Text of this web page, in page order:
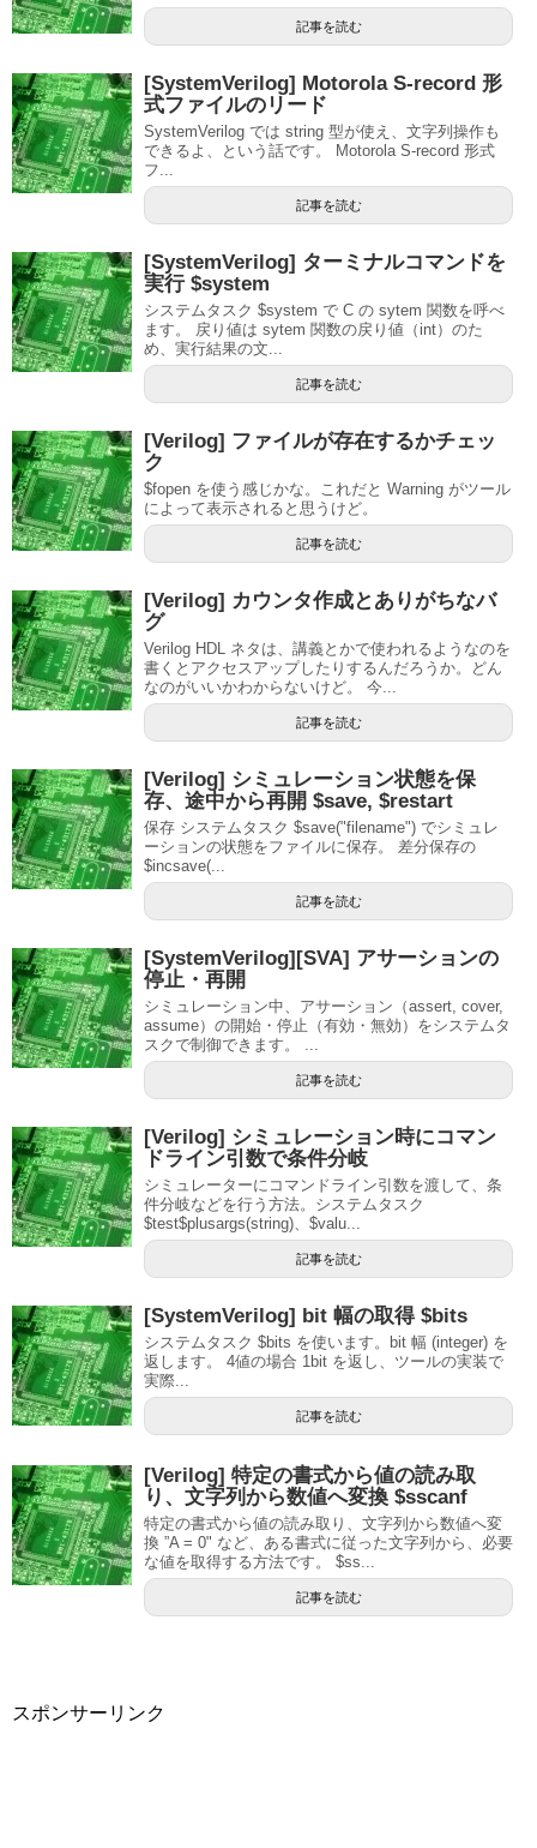
記事を読む
[SystemVerilog] Motorola S-record 形
式ファイルのリード
SystemVerilog では string 型が使え、文字列操作も
できるよ、という話です。 Motorola S-record 形式
フ...
記事を読む
[SystemVerilog] ターミナルコマンドを
実行 $system
システムタスク $system で C の sytem 関数を呼べ
ます。 戻り値は sytem 関数の戻り値（int）のた
め、実行結果の文...
記事を読む
[Verilog] ファイルが存在するかチェッ
ク
$fopen を使う感じかな。これだと Warning がツール
によって表示されると思うけど。
記事を読む
[Verilog] カウンタ作成とありがちなバ
グ
Verilog HDL ネタは、講義とかで使われるようなのを
書くとアクセスアップしたりするんだろうか。どん
なのがいいかわからないけど。 今...
記事を読む
[Verilog] シミュレーション状態を保
存、途中から再開 $save, $restart
保存 システムタスク $save("filename") でシミュレ
ーションの状態をファイルに保存。 差分保存の
$incsave(...
記事を読む
[SystemVerilog][SVA] アサーションの
停止・再開
シミュレーション中、アサーション（assert, cover,
assume）の開始・停止（有効・無効）をシステムタ
スクで制御できます。 ...
記事を読む
[Verilog] シミュレーション時にコマン
ドライン引数で条件分岐
シミュレーターにコマンドライン引数を渡して、条
件分岐などを行う方法。システムタスク
$test$plusargs(string)、$valu...
記事を読む
[SystemVerilog] bit 幅の取得 $bits
システムタスク $bits を使います。bit 幅 (integer) を
返します。 4値の場合 1bit を返し、ツールの実装で
実際...
記事を読む
[Verilog] 特定の書式から値の読み取
り、文字列から数値へ変換 $sscanf
特定の書式から値の読み取り、文字列から数値へ変
換 ”A = 0" など、ある書式に従った文字列から、必要
な値を取得する方法です。 $ss...
記事を読む
スポンサーリンク